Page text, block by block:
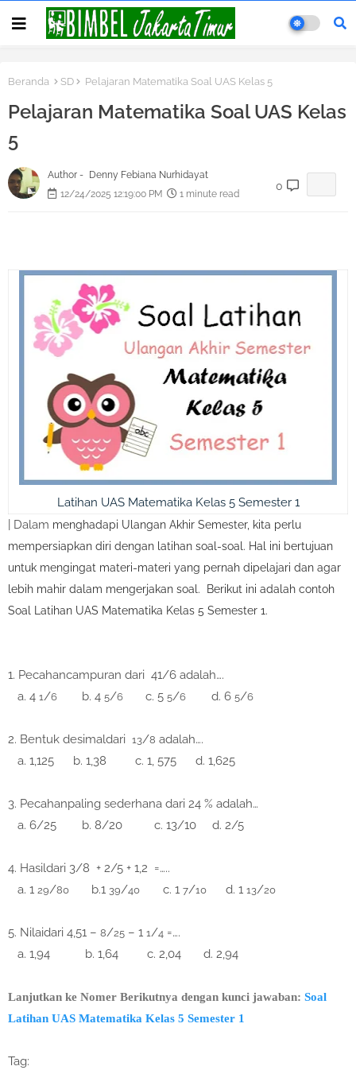
Beranda SD Pelajaran Matematika Soal UAS Kelas 5
Pelajaran Matematika Soal UAS Kelas
5
Author -
Denny Febiana Nurhidayat
12/24/2025 12:19:00 PM
1 minute read
0
Latihan UAS Matematika Kelas 5 Semester 1
| Dalam menghadapi Ulangan Akhir Semester, kita perlu
mempersiapkan diri dengan latihan soal-soal. Hal ini bertujuan
untuk mengingat materi-materi yang pernah dipelajari dan agar
lebih mahir dalam mengerjakan soal. Berikut ini adalah contoh
Soal Latihan UAS Matematika Kelas 5 Semester 1.
1. Pecahancampuran dari 41/6 adalah….
a. 4 1/6 b. 4 5/6 c. 5 5/6 d. 6 5/6
2. Bentuk desimaldari 13/8 adalah….
a. 1,125 b. 1,38 c. 1, 575 d. 1,625
3. Pecahanpaling sederhana dari 24 % adalah…
a. 6/25 b. 8/20 c. 13/10 d. 2/5
4. Hasildari 3/8 + 2/5 + 1,2 =…..
a. 1 29/80 b.1 39/40 c. 1 7/10 d. 1 13/20
5. Nilaidari 4,51 – 8/25 – 1 1/4 =….
a. 1,94 b. 1,64 c. 2,04 d. 2,94
Lanjutkan ke Nomer Berikutnya dengan kunci jawaban: Soal
Latihan UAS Matematika Kelas 5 Semester 1
Tag: